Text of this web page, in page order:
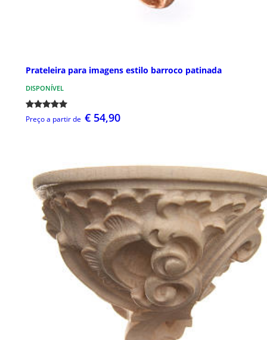
Prateleira para imagens estilo barroco patinada
DISPONÍVEL
Preço a partir de € 54,90